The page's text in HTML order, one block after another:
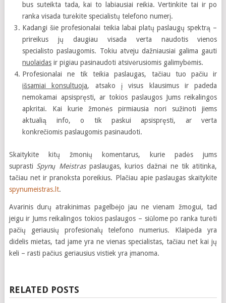
bus suteikta tada, kai to labiausiai reikia. Vertinkite tai ir po
ranka visada turėkite specialistų telefono numerį.
Kadangi šie profesionalai teikia labai platų paslaugų spektrą –
prireikus jų daugiau visada verta naudotis vienos
specialisto paslaugomis. Tokiu atveju dažniausiai galima gauti
nuolaidas ir pigiau pasinaudoti atsivėrusiomis galimybėmis.
Profesionalai ne tik teikia paslaugas, tačiau tuo pačiu ir
išsamiai konsultuoja, atsako į visus klausimus ir padeda
nemokamai apsispręsti, ar tokios paslaugos Jums reikalingos
apkritai. Kai kurie žmonės pirmiausia nori sužinoti jiems
aktualią info, o tik paskui apsispręsti, ar verta
konkrečiomis paslaugomis pasinaudoti.
Skaitykite kitų žmonių komentarus, kurie padės jums
suprasti Spynų Meistraspaslaugas, kurios dažnai ne tik atitinka,
tačiau net ir pranoksta poreikius. Plačiau apie paslaugas skaitykite
spynumeistras.lt.
Avarinis durų atrakinimas pagelbėjo jau ne vienam žmogui, tad
jeigu ir Jums reikalingos tokios paslaugos – siūlome po ranka turėti
pačių geriausių profesionalų telefono numerius. Klaipėda yra
didelis mietas, tad jame yra ne vienas specialistas, tačiau net kai jų
keli – rasti pačius geriausius vistiek yra įmanoma.
RELATED POSTS